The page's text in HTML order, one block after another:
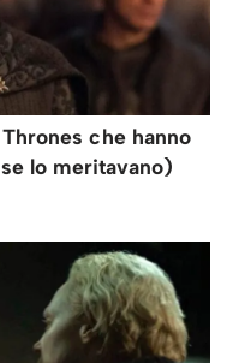
che hanno
lo meritavano)